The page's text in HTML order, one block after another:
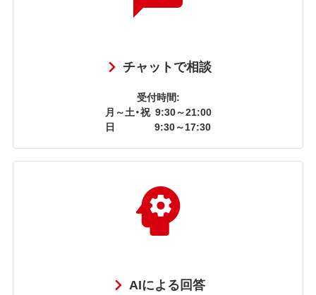
チャットで相談
受付時間:
月～土・祝 9:30～21:00
日
9:30～17:30
AIによる回答